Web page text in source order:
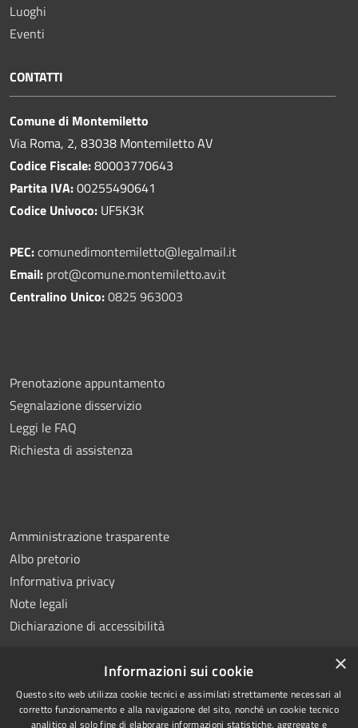
Luoghi
Eventi
CONTATTI
Comune di Montemiletto
Via Roma, 2, 83038 Montemiletto AV
Codice Fiscale:80003770643
Partita IVA:00255490641
Codice Univoco: UF5K3K
PEC:comunedimontemiletto@legalmail.it
Email: prot@comune.montemiletto.av.it
Centralino Unico:0825 963003
Prenotazione appuntamento
Segnalazione disservizio
Leggi le FAQ
Richiesta di assistenza
Amministrazione trasparente
Albo pretorio
Informativa privacy
Note legali
Dichiarazione di accessibilità
RSS
Copyright © 2026 • Comune di
×
Informazioni sui cookie
Questo sito web utilizza cookie tecnici e assimilati strettamente necessari al
corretto funzionamento e alla navigazione del sito, nonché un cookie tecnico
analitico al solo fine di elaborare informazioni statistiche, aggregate e